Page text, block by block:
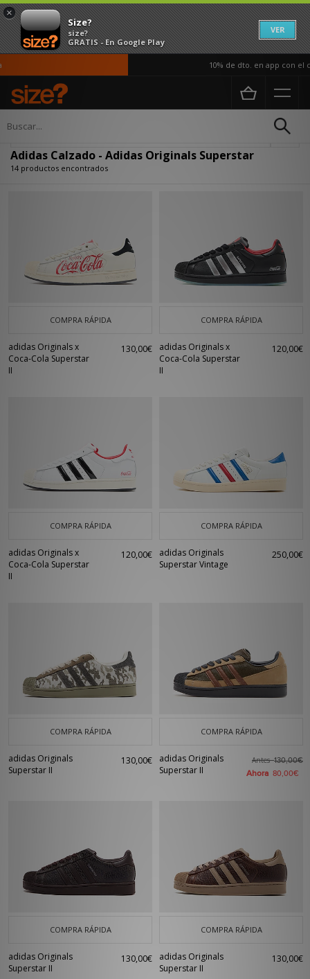
×
Size?
size?
GRATIS - En Google Play
VER
10% de dto. en app con el
Página principal
Adidas Calzado - Adidas Originals Superstar
14 productos encontrados
COMPRA RÁPIDA
adidas Originals x
Coca-Cola Superstar
II
130,00€
COMPRA RÁPIDA
adidas Originals x
Coca-Cola Superstar
II
120,00€
COMPRA RÁPIDA
adidas Originals x
Coca-Cola Superstar
II
120,00€
COMPRA RÁPIDA
adidas Originals
Superstar Vintage
250,00€
COMPRA RÁPIDA
adidas Originals
Superstar II
130,00€
COMPRA RÁPIDA
adidas Originals
Superstar II
Antes130,00€
Ahora 80,00€
COMPRA RÁPIDA
adidas Originals
Superstar II
130,00€
COMPRA RÁPIDA
adidas Originals
Superstar II
130,00€